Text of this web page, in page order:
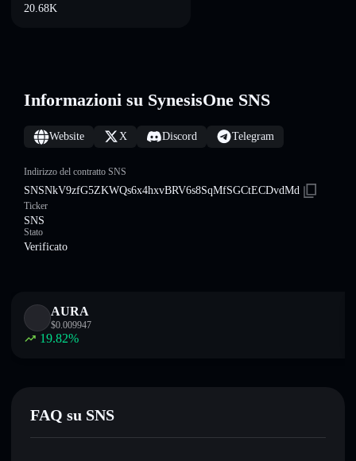
20.68K
Informazioni su SynesisOne SNS
Website X Discord Telegram
Indirizzo del contratto SNS
SNSNkV9zfG5ZKWQs6x4hxvBRV6s8SqMfSGCtECDvdMd
Ticker
SNS
Stato
Verificato
AURA
$0.009947
19.82%
FAQ su SNS